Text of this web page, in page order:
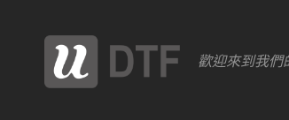
歡迎來到我們